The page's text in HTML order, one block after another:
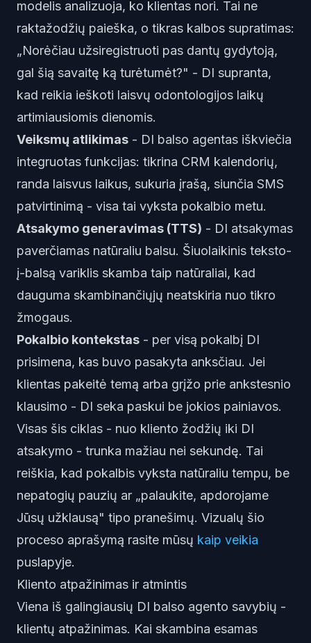
modelis analizuoja, ko klientas nori. Tai ne
raktažodžių paieška, o tikras kalbos supratimas:
„Norėčiau užsiregistruoti pas dantų gydytoją,
gal šią savaitę ką turėtumėt?" - DI supranta,
kad reikia ieškoti laisvų odontologijos laikų
artimiausiomis dienomis.
Veiksmų atlikimas - DI balso agentas iškviečia
integruotas funkcijas: tikrina CRM kalendorių,
randa laisvus laikus, sukuria įrašą, siunčia SMS
patvirtinimą - visa tai vyksta pokalbio metu.
Atsakymo generavimas (TTS) - DI atsakymas
paverčiamas natūraliu balsu. Šiuolaikinis teksto-
į-balsą variklis skamba taip natūraliai, kad
dauguma skambinančiųjų neatskiria nuo tikro
žmogaus.
Pokalbio kontekstas - per visą pokalbį DI
prisimena, kas buvo pasakyta anksčiau. Jei
klientas pakeitė temą arba grįžo prie ankstesnio
klausimo - DI seka paskui be jokios painiavos.
Visas šis ciklas - nuo kliento žodžių iki DI
atsakymo - trunka mažiau nei sekundę. Tai
reiškia, kad pokalbis vyksta natūraliu tempu, be
nepatogių pauzių ar „palaukite, apdorojame
Jūsų užklausą" tipo pranešimų. Vizualų šio
proceso aprašymą rasite mūsų kaip veikia
puslapyje.
Kliento atpažinimas ir atmintis
Viena iš galingiausių DI balso agento savybių -
klientų atpažinimas. Kai skambina esamas